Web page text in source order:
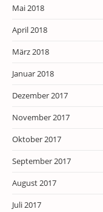
Mai 2018
April 2018
März 2018
Januar 2018
Dezember 2017
November 2017
Oktober 2017
September 2017
August 2017
Juli 2017